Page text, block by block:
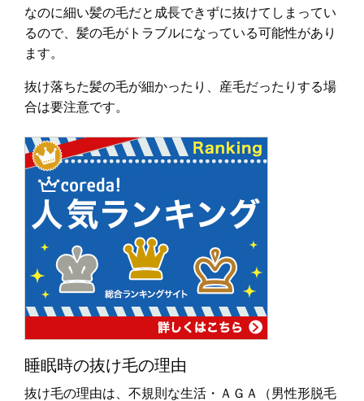
なのに細い髪の毛だと成長できずに抜けてしまってい
るので、髪の毛がトラブルになっている可能性があり
ます。
抜け落ちた髪の毛が細かったり、産毛だったりする場
合は要注意です。
睡眠時の抜け毛の理由
抜け毛の理由は、不規則な生活・ＡＧＡ（男性形脱毛